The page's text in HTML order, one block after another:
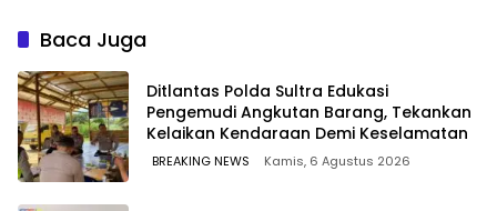
Baca Juga
Ditlantas Polda Sultra Edukasi
Pengemudi Angkutan Barang, Tekankan
Kelaikan Kendaraan Demi Keselamatan
BREAKING NEWS Kamis, 6 Agustus 2026